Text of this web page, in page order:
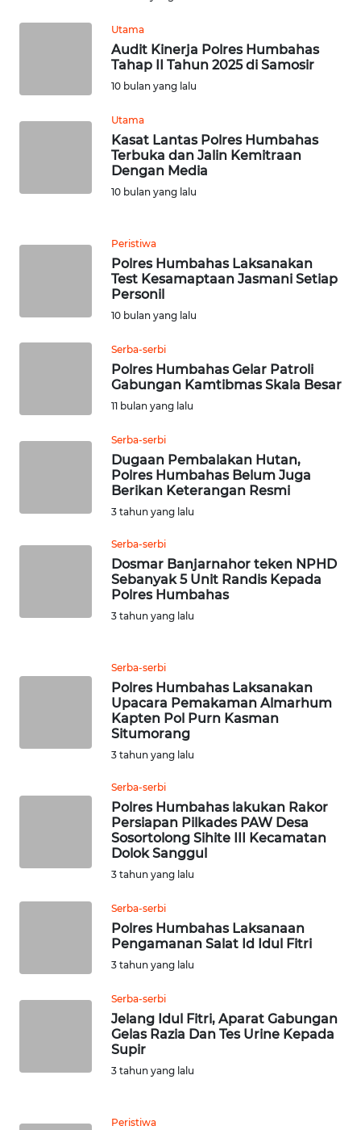
Utama
Audit Kinerja Polres Humbahas
Tahap II Tahun 2025 di Samosir
10 bulan yang lalu
Utama
Kasat Lantas Polres Humbahas
Terbuka dan Jalin Kemitraan
Dengan Media
10 bulan yang lalu
Peristiwa
Polres Humbahas Laksanakan
Test Kesamaptaan Jasmani Setiap
Personil
10 bulan yang lalu
Serba-serbi
Polres Humbahas Gelar Patroli
Gabungan Kamtibmas Skala Besar
11 bulan yang lalu
Serba-serbi
Dugaan Pembalakan Hutan,
Polres Humbahas Belum Juga
Berikan Keterangan Resmi
3 tahun yang lalu
Serba-serbi
Dosmar Banjarnahor teken NPHD
Sebanyak 5 Unit Randis Kepada
Polres Humbahas
3 tahun yang lalu
Serba-serbi
Polres Humbahas Laksanakan
Upacara Pemakaman Almarhum
Kapten Pol Purn Kasman
Situmorang
3 tahun yang lalu
Serba-serbi
Polres Humbahas lakukan Rakor
Persiapan Pilkades PAW Desa
Sosortolong Sihite III Kecamatan
Dolok Sanggul
3 tahun yang lalu
Serba-serbi
Polres Humbahas Laksanaan
Pengamanan Salat Id Idul Fitri
3 tahun yang lalu
Serba-serbi
Jelang Idul Fitri, Aparat Gabungan
Gelas Razia Dan Tes Urine Kepada
Supir
3 tahun yang lalu
Peristiwa
SERAMBI
SULTRA
WN
JOGJA
WN
WN